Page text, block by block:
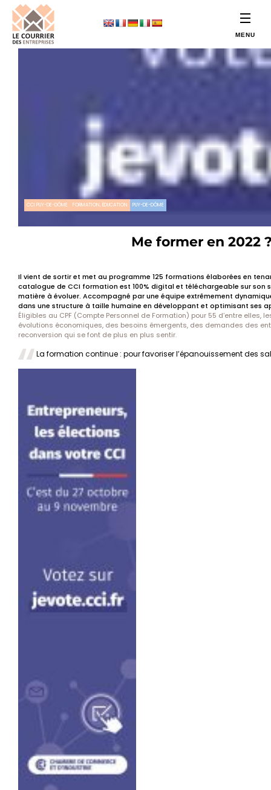
CCI PUY-DE-DÔME FORMATION, ÉDUCATION PUY-DE-DÔME
Me former en 2022
Il vient de sortir et met au programme 125 formations élaborées en
catalogue de CCI formation est 100% digital et téléchargeable sur
matière à évoluer. Accompagné par une équipe extrêmement
dans une structure à taille humaine en développant et optimisant ses
Éligibles au CPF (Compte Personnel de Formation) pour 55 d’entre
évolutions économiques, des besoins émergents, des demandes des
reconversion qui se font de plus en plus sentir.
La formation continue : pour favoriser l’épanouissement des